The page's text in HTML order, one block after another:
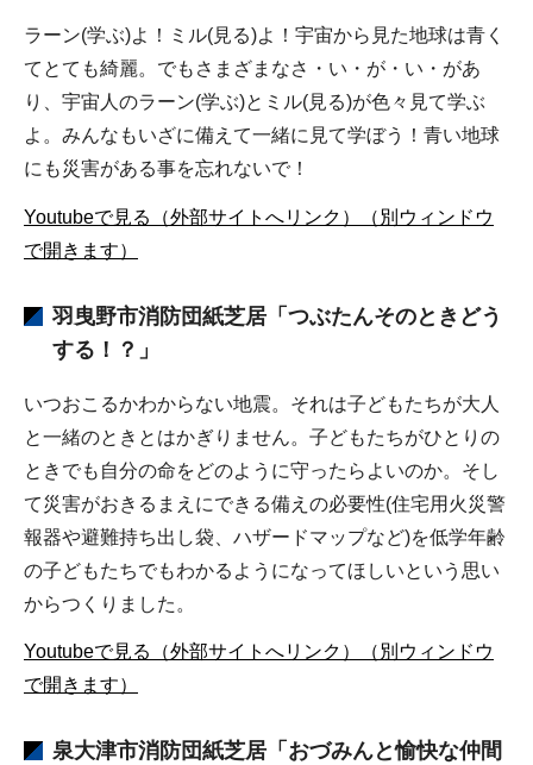
ラーン(学ぶ)よ！ミル(見る)よ！宇宙から見た地球は青く
てとても綺麗。でもさまざまなさ・い・が・い・があ
り、宇宙人のラーン(学ぶ)とミル(見る)が色々見て学ぶ
よ。みんなもいざに備えて一緒に見て学ぼう！青い地球
にも災害がある事を忘れないで！
Youtubeで見る（外部サイトへリンク）（別ウィンドウ
で開きます）
羽曳野市消防団紙芝居 「つぶたんそのときどう
する！？」
いつおこるかわからない地震。それは子どもたちが大人
と一緒のときとはかぎりません。子どもたちがひとりの
ときでも自分の命をどのように守ったらよいのか。そし
て災害がおきるまえにできる備えの必要性(住宅用火災警
報器や避難持ち出し袋、ハザードマップなど)を低学年齢
の子どもたちでもわかるようになってほしいという思い
からつくりました。
Youtubeで見る（外部サイトへリンク）（別ウィンドウ
で開きます）
泉大津市消防団紙芝居 「おづみんと愉快な仲間